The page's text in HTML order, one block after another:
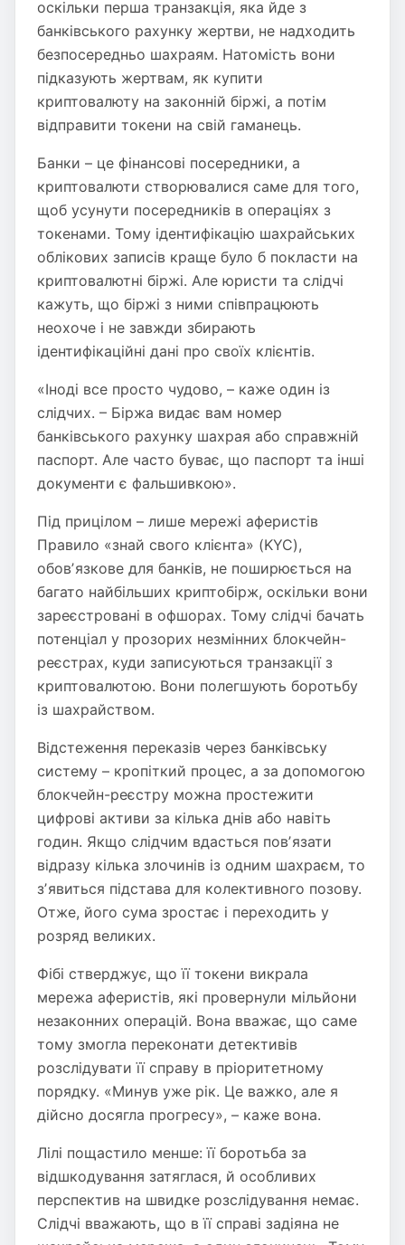
оскільки перша транзакція, яка йде з
банківського рахунку жертви, не надходить
безпосередньо шахраям. Натомість вони
підказують жертвам, як купити
криптовалюту на законній біржі, а потім
відправити токени на свій гаманець.
Банки – це фінансові посередники, а
криптовалюти створювалися саме для того,
щоб усунути посередників в операціях з
токенами. Тому ідентифікацію шахрайських
облікових записів краще було б покласти на
криптовалютні біржі. Але юристи та слідчі
кажуть, що біржі з ними співпрацюють
неохоче і не завжди збирають
ідентифікаційні дані про своїх клієнтів.
«Іноді все просто чудово, – каже один із
слідчих. – Біржа видає вам номер
банківського рахунку шахрая або справжній
паспорт. Але часто буває, що паспорт та інші
документи є фальшивкою».
Під прицілом – лише мережі аферистів
Правило «знай свого клієнта» (KYC),
обовʼязкове для банків, не поширюється на
багато найбільших криптобірж, оскільки вони
зареєстровані в офшорах. Тому слідчі бачать
потенціал у прозорих незмінних блокчейн-
реєстрах, куди записуються транзакції з
криптовалютою. Вони полегшують боротьбу
із шахрайством.
Відстеження переказів через банківську
систему – кропіткий процес, а за допомогою
блокчейн-реєстру можна простежити
цифрові активи за кілька днів або навіть
годин. Якщо слідчим вдасться повʼязати
відразу кілька злочинів із одним шахраєм, то
зʼявиться підстава для колективного позову.
Отже, його сума зростає і переходить у
розряд великих.
Фібі стверджує, що її токени викрала
мережа аферистів, які провернули мільйони
незаконних операцій. Вона вважає, що саме
тому змогла переконати детективів
розслідувати її справу в пріоритетному
порядку. «Минув уже рік. Це важко, але я
дійсно досягла прогресу», – каже вона.
Лілі пощастило менше: її боротьба за
відшкодування затяглася, й особливих
перспектив на швидке розслідування немає.
Слідчі вважають, що в її справі задіяна не